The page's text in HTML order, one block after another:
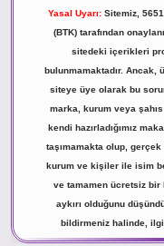
Yasal Uyarı: Sitemiz,
(BTK) tarafından
sitedeki içerikleri
bulunmamaktadır. Ancak,
siteye üye olarak bu
marka, kurum veya
kendi hazırladığımız
taşımamakta olup,
kurum ve kişiler ile isim
ve tamamen ücretsiz bir
aykırı olduğunu
bildirmeniz halinde,